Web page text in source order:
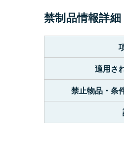
禁制品情報詳細
適用さ
禁止物品・条